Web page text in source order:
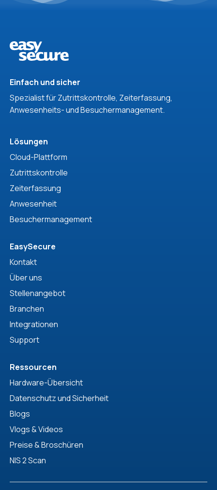
Einfach und sicher
Spezialist für Zutrittskontrolle, Zeiterfassung,
Anwesenheits- und Besuchermanagement.
Lösungen
Cloud-Plattform
Zutrittskontrolle
Zeiterfassung
Anwesenheit
Besuchermanagement
EasySecure
Kontakt
Über uns
Stellenangebot
Branchen
Integrationen
Support
Ressourcen
Hardware-Übersicht
Datenschutz und Sicherheit
Blogs
Vlogs & Videos
Preise & Broschüren
NIS 2 Scan